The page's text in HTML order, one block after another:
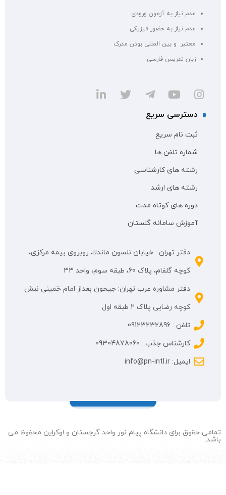
عدم نیاز به آزمون ورودی
عدم نیاز به حضور فیزیکی
معتبر و بین المللی بودن مدرک
زبان تدریس فارسی
دسترسی سریع
ثبت نام سریع
شماره تلفن ها
رشته های کارشناسی
رشته های ارشد
دوره های کوتاه مدت
آموزش سامانه گلستان
دفتر تهران : خیابان نلسون ماندلا، روبروی بیمه مرکزی،
کوچه گلفام، پلاک 60، طبقه سوم، واحد 33
دفتر مشاوره غرب تهران: جیحون بعداز امام خمینی نبش
کوچه رضایی پلاک ۲ طبقه اول
تلفن : 09123232896
کارشناس جذب : 09304878060
ایمیل: info@pn-intl.ir
تمامی حقوق برای دانشگاه پیام نور واحد گرجستان و اوکراین محفوظ می
باشد.